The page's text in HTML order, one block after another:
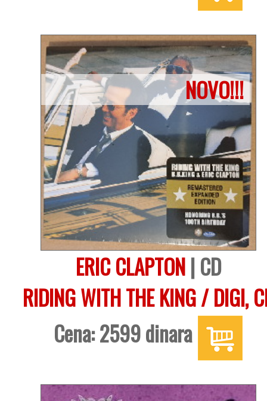
NOVO!!!
ERIC CLAPTON| CD
RIDING WITH THE KING / DIGI,
Cena: 2599 dinara